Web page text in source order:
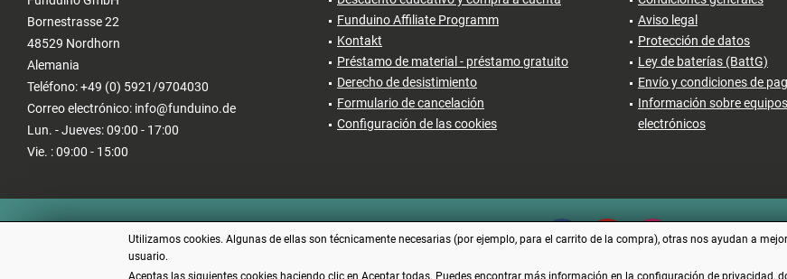
Bornestrasse 22
48529 Nordhorn
Alemania
Teléfono: +49 (0) 5921/9704030
Correo electrónico: info@funduino.de
Lun. - Jueves: 09:00 - 17:00
Vie. : 09:00 - 15:00
Funduino Affiliate Programm
Kontakt
Préstamo de material - préstamo gratuito
Derecho de desistimiento
Formulario de cancelación
Configuración de las cookies
Aviso legal
Protección de datos
Ley de baterías (BattG)
Envío y condiciones de
Información sobre
electrónicos
Utilizamos cookies. Algunas de ellas son técnicamente necesarias (por ejemplo, para el carrito de la compra), otras nos ayudan a
usuario.
Aceptas las siguientes cookies haciendo clic en Aceptar todas. Puedes encontrar más información en la configuración de privacidad,